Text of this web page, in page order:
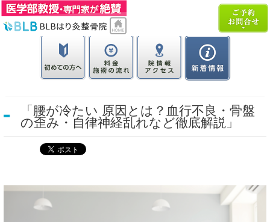
「腰が冷たい 原因とは？血行不良・骨盤
の歪み・自律神経乱れなど徹底解説」